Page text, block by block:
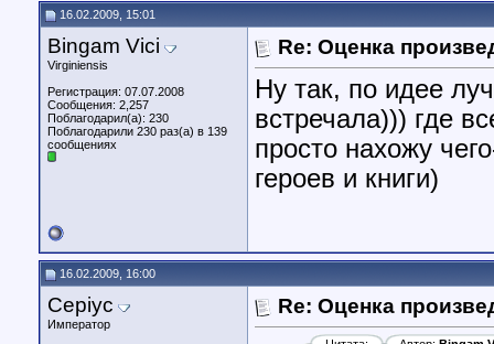
16.02.2009, 15:01
Bingam Vici
Virginiensis
Регистрация: 07.07.2008
Сообщения: 2,257
Поблагодарил(а): 230
Поблагодарили 230 раз(а) в 139
сообщениях
Re: Оценка
Ну так, по идее
встречала))) где
просто нахожу
героев и книги)
16.02.2009, 16:00
Cepiyc
Император
Re: Оценка